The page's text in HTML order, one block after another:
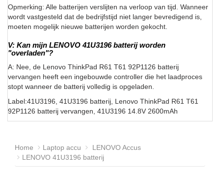
Opmerking: Alle batterijen verslijten na verloop van tijd. Wanneer
wordt vastgesteld dat de bedrijfstijd niet langer bevredigend is,
moeten mogelijk nieuwe batterijen worden gekocht.
V: Kan mijn LENOVO 41U3196 batterij worden
"overladen"?
A: Nee, de Lenovo ThinkPad R61 T61 92P1126 batterij
vervangen heeft een ingebouwde controller die het laadproces
stopt wanneer de batterij volledig is opgeladen.
Label:41U3196, 41U3196 batterij, Lenovo ThinkPad R61 T61
92P1126 batterij vervangen, 41U3196 14.8V 2600mAh
Home Laptop accu
LENOVO Accus
LENOVO 41U3196 batterij